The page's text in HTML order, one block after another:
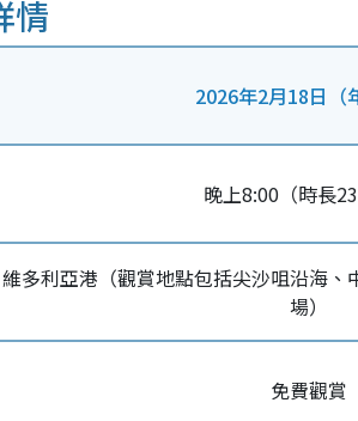
情
2026年2月18日（
晚上8:00（時長23
維多利亞港（觀賞地點包括尖沙咀沿海、
場）
免費觀賞